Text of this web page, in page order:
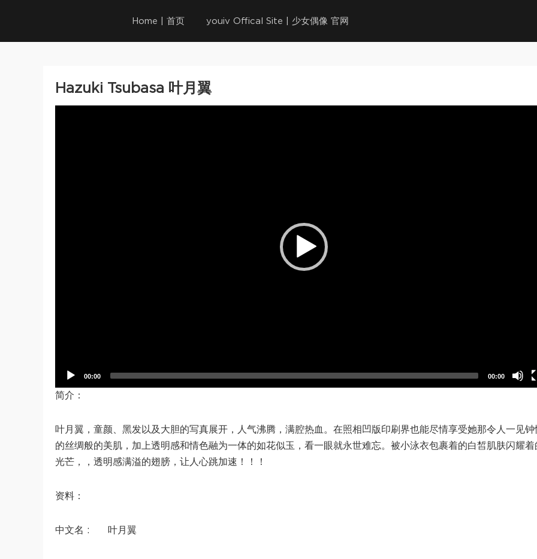
Home | 首页 youiv Offical Site | 少女偶像 官网
Hazuki Tsubasa 叶月翼
00:00 00:00
简介：
叶月翼，童颜、黑发以及大胆的写真展开，人气沸腾，满腔热血。在照相凹版印刷界也能尽情享受她那令人一见钟
的丝绸般的美肌，加上透明感和情色融为一体的如花似玉，看一眼就永世难忘。被小泳衣包裹着的白皙肌肤闪耀着
光芒，，透明感满溢的翅膀，让人心跳加速！！！
资料：
中文名 : 叶月翼